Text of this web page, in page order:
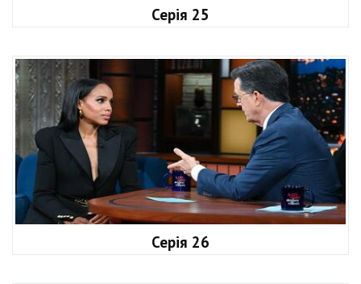
Серія 25
Серія 26